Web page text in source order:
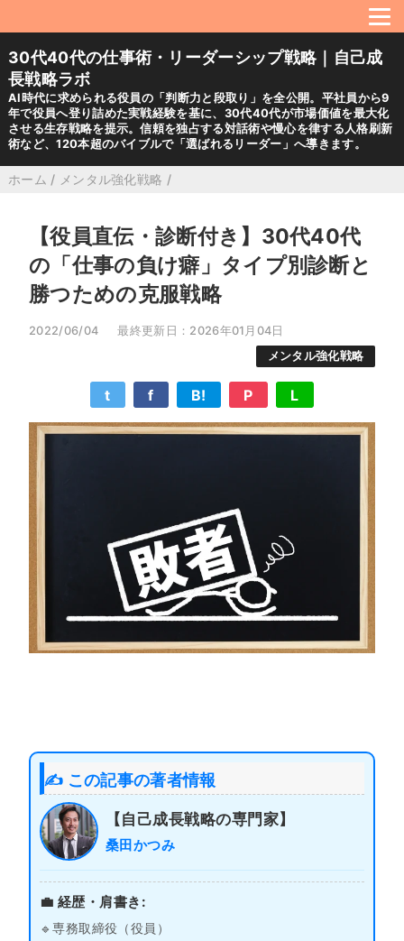
30代40代の仕事術・リーダーシップ戦略｜自己成
長戦略ラボ
AI時代に求められる役員の「判断力と段取り」を全公開。平社員から9
年で役員へ登り詰めた実戦経験を基に、30代40代が市場価値を最大化
させる生存戦略を提示。信頼を独占する対話術や慢心を律する人格刷新
術など、120本超のバイブルで「選ばれるリーダー」へ導きます。
ホーム / メンタル強化戦略 /
【役員直伝・診断付き】30代40代
の「仕事の負け癖」タイプ別診断と
勝つための克服戦略
2022/06/04
最終更新日：2026年01月04日
メンタル強化戦略
t f B! P L
✍️ この記事の著者情報
【自己成長戦略の専門家】
桑田かつみ
💼 経歴・肩書き:
🔹専務取締役（役員）